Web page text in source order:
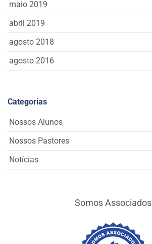
maio 2019
abril 2019
agosto 2018
agosto 2016
Categorias
Nossos Alunos
Nossos Pastores
Notícias
Somos Associados